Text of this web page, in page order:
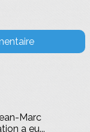
Marc
a eu...